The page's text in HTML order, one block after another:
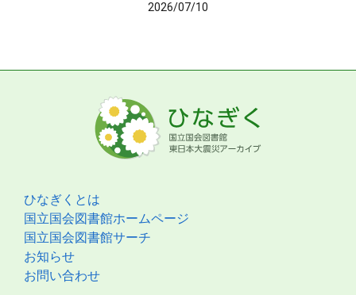
2026/07/10
ひなぎくとは
国立国会図書館ホームページ
国立国会図書館サーチ
お知らせ
お問い合わせ